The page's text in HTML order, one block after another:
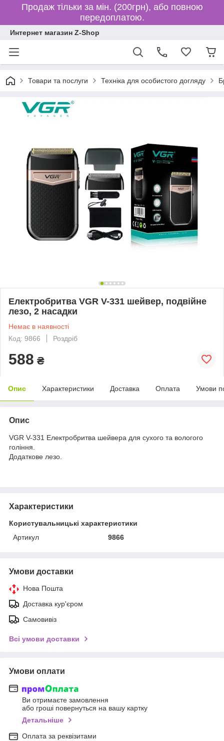
Продаж тільки за мін. (200грн), або повною
передоплатою.
Интернет магазин Z-Shop
Товари та послуги Техніка для особистого догляду
Електробритва VGR V-331 шейвер, подвійне
лезо, 2 насадки
Немає в наявності
Код: 9866
Роздріб
588 ₴
Опис Характеристики Доставка Оплата Умови
Опис
VGR V-331 Електробритва шейвера для сухого та вологого
гоління.
Додаткове лезо.
Характеристики
Користувальницькі характеристики
Артикул
9866
Умови доставки
Нова Пошта
Доставка кур'єром
Самовивіз
Всі умови доставки
Умови оплати
Ви отримаєте замовлення
або гроші повернуться на вашу картку
Детальніше
Оплата за реквізитами